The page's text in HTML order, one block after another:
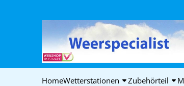
HomeWetterstationen Zubehörteil